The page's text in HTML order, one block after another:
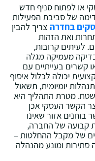
או לפתוח סניף חדש
של סביבת הפעילות
בחדרה צריך להבין
ואת הזהות
לעיתים קרובות‚
מעמיקה מגלה
קשרים בעייתיים עם
יכולה לכלול איסוף
יומיומית‚ תשאול
מטרת התהליך היא
הקשר העסקי אכן
בוחנים אזור שאינו
קבועה של החברה‚
של מקבל ההחלטות –
סתירות ומונע מהנהלה